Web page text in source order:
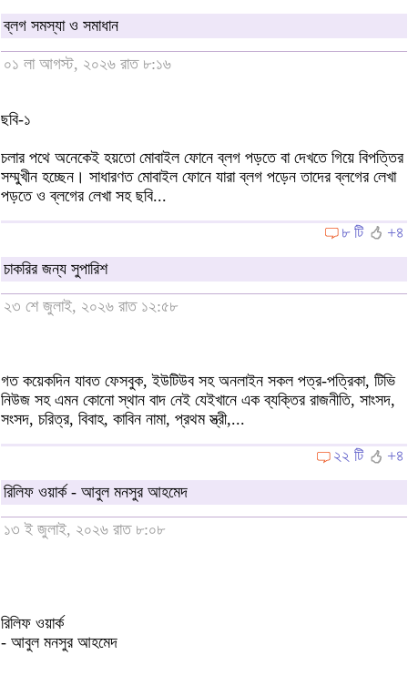
ব্লগ সমস্যা ও সমাধান
০১ লা আগস্ট, ২০২৬ রাত ৮:১৬
ছবি-১
চলার পথে অনেকেই হয়তো মোবাইল ফোনে ব্লগ পড়তে বা দেখতে গিয়ে বিপত্তির
সম্মুখীন হচ্ছেন। সাধারণত মোবাইল ফোনে যারা ব্লগ পড়েন তাদের ব্লগের লেখা
পড়তে ও ব্লগের লেখা সহ ছবি...
৮ টি
+৪
চাকরির জন্য সুপারিশ
২৩ শে জুলাই, ২০২৬ রাত ১২:৫৮
গত কয়েকদিন যাবত ফেসবুক, ইউটিউব সহ অনলাইন সকল পত্র-পত্রিকা, টিভি
নিউজ সহ এমন কোনো স্থান বাদ নেই যেইখানে এক ব্যক্তির রাজনীতি, সাংসদ,
সংসদ, চরিত্র, বিবাহ, কাবিন নামা, প্রথম স্ত্রী,...
২২ টি
+৪
রিলিফ ওয়ার্ক - আবুল মনসুর আহমেদ
১৩ ই জুলাই, ২০২৬ রাত ৮:০৮
রিলিফ ওয়ার্ক
- আবুল মনসুর আহমেদ